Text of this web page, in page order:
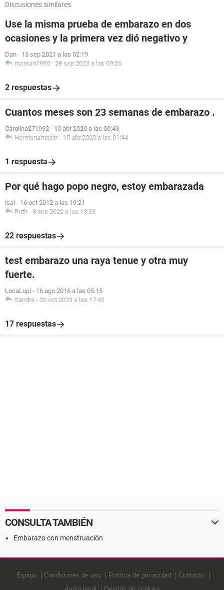
Discusiones similares
Use la misma prueba de embarazo en dos
ocasiones y la primera vez dió negativo y
Dan - 13 sep 2021 a las 02:19
marsan1990 - 28 sep 2023 a las 09:26
2 respuestas
Cuantos meses son 23 semanas de embarazo .
Carolina271992 - 10 abr 2020 a las 00:43
Hermanamayor - 10 abr 2020 a las 01:44
1 respuesta
Por qué hago popo negro, estoy embarazada
isai - 16 oct 2012 a las 19:21
Ruth - 3 ene 2022 a las 13:23
22 respuestas
test embarazo una raya tenue y otra muy
fuerte.
LocaLupi - 16 ago 2016 a las 05:15
Sandra - 20 oct 2023 a las 17:43
17 respuestas
CONSULTA TAMBIÉN
Embarazo con menstruación
Equipo Condiciones de uso Política de privacidad
Contacto